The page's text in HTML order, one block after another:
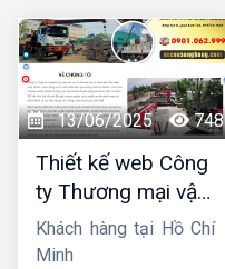
13/06/2025 748
Thiết kế web Công
ty Thương mại vận
tải Song Bằng
Khách hàng tại Hồ Chí
Minh